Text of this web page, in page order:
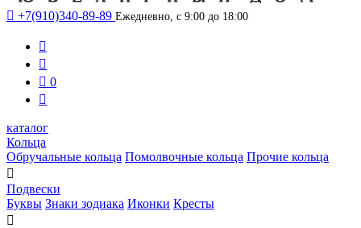
 +7(910)340-89-89 Ежедневно, с 9:00 до 18:00


 0

каталог
Кольца
Обручальные кольца Помолвочные кольца Прочие кольца

Подвески
Буквы Знаки зодиака Иконки Кресты
